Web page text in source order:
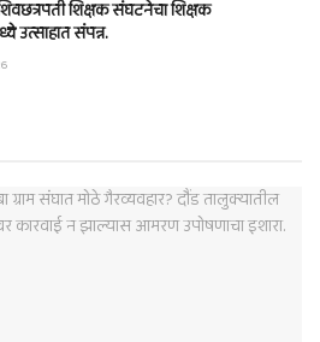
शिवछत्रपती शिक्षक संघटनेचा शिक्षक
उत्साहात संपन्न.